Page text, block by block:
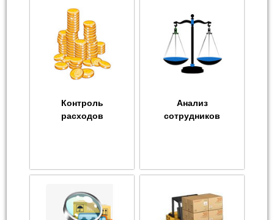
Контроль
расходов
Анализ
сотрудников